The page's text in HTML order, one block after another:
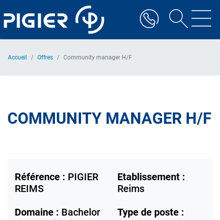
au
contenu
Accueil Offres Community manager H/F
COMMUNITY MANAGER H/F
Référence : PIGIER
REIMS
Etablissement :
Reims
Domaine : Bachelor
Type de poste :